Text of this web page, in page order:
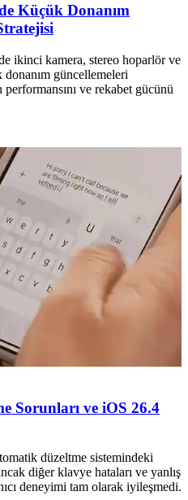
Küçük Donanım
ikinci kamera, stereo hoparlör ve
güncellemeleri
ve rekabet gücünü
Sorunları ve iOS 26.4
düzeltme sistemindeki
diğer klavye hataları ve yanlış
deneyimi tam olarak iyileşmedi.